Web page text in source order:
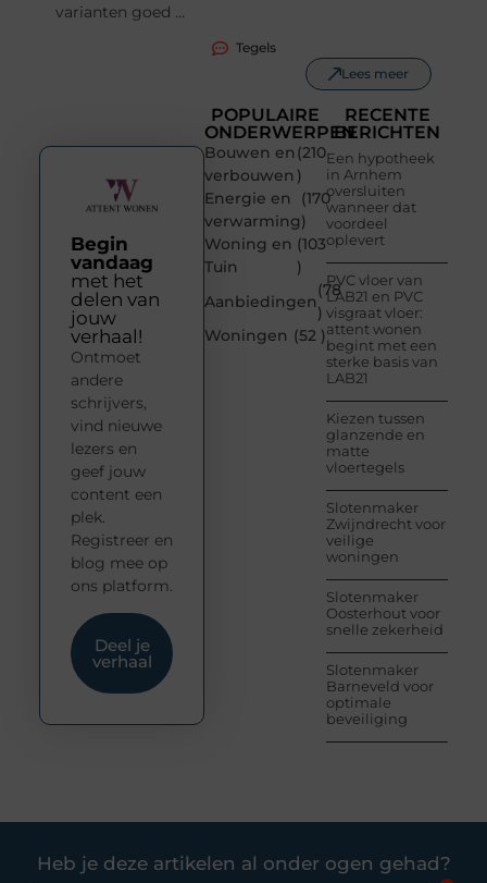
varianten goed ...
Tegels
Lees meer
POPULAIRE
ONDERWERPEN
Bouwen en
verbouwen
(210
)
Energie en
verwarming
(170
)
Woning en
Tuin
(103
)
Aanbiedingen
(78
)
Woningen (52 )
RECENTE
BERICHTEN
Een hypotheek
in Arnhem
oversluiten
wanneer dat
voordeel
oplevert
PVC vloer van
LAB21 en PVC
visgraat vloer:
attent wonen
begint met een
sterke basis van
LAB21
Kiezen tussen
glanzende en
matte
vloertegels
Slotenmaker
Zwijndrecht voor
veilige
woningen
Slotenmaker
Oosterhout voor
snelle zekerheid
Slotenmaker
Barneveld voor
optimale
beveiliging
Begin
vandaag
met het
delen van
jouw
verhaal!
Ontmoet
andere
schrijvers,
vind nieuwe
lezers en
geef jouw
content een
plek.
Registreer en
blog mee op
ons platform.
Deel je
verhaal
Heb je deze artikelen al onder ogen gehad?